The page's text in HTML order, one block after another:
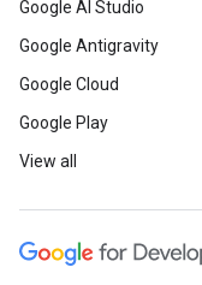
Google AI Studio
Google Antigravity
Google Cloud
Google Play
View all